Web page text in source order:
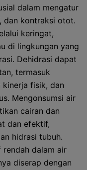
dalam mengatur
dan kontraksi otot.
keringat,
di lingkungan yang
Dehidrasi dapat
termasuk
kinerja fisik, dan
Mengonsumsi air
cairan dan
dan efektif,
hidrasi tubuh.
rendah dalam air
diserap dengan